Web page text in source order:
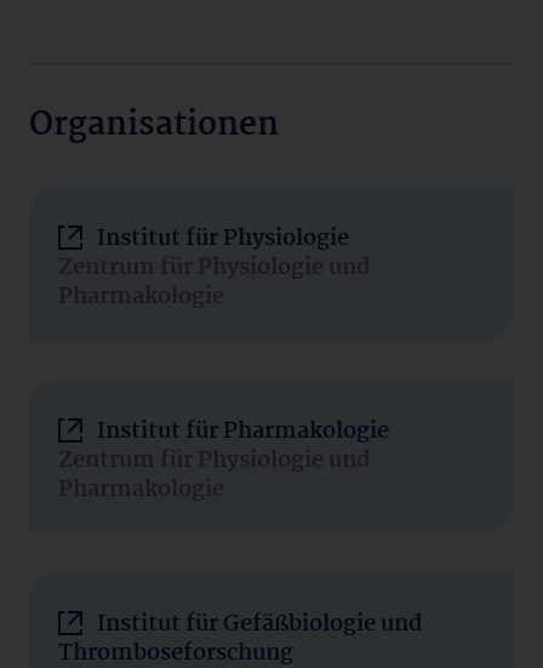
Organisationen
Institut für Physiologie
Zentrum für Physiologie und
Pharmakologie
Institut für Pharmakologie
Zentrum für Physiologie und
Pharmakologie
Institut für Gefäßbiologie und
Thromboseforschung